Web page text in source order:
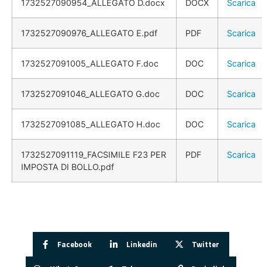
1732527090954_ALLEGATO D.docx DOCX Scarica
1732527090976_ALLEGATO E.pdf PDF Scarica
1732527091005_ALLEGATO F.doc DOC Scarica
1732527091046_ALLEGATO G.doc DOC Scarica
1732527091085_ALLEGATO H.doc DOC Scarica
1732527091119_FACSIMILE F23 PER
IMPOSTA DI BOLLO.pdf
PDF Scarica
Facebook Linkedin Twitter